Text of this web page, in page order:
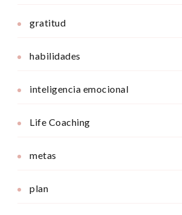
gratitud
habilidades
inteligencia emocional
Life Coaching
metas
plan